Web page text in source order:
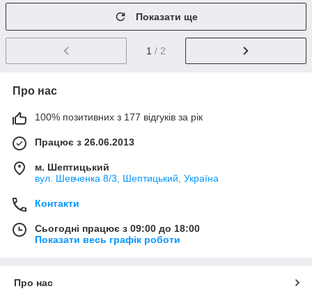
Показати ще
1 / 2
Про нас
100% позитивних з 177 відгуків за рік
Працює з 26.06.2013
м. Шептицький
вул. Шевченка 8/3, Шептицький, Україна
Контакти
Сьогодні працює з 09:00 до 18:00
Показати весь графік роботи
Про нас